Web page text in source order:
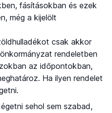
fásításokban és ezek
még a kijelölt
csak akkor
rendeletben
az időpontokban,
Ha ilyen rendelet
sehol sem szabad,